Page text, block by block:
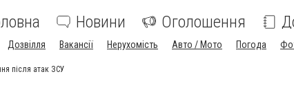
Новини Оголошення
Дозвілля Вакансії Нерухомість Авто / Мото Погода
після атак ЗСУ